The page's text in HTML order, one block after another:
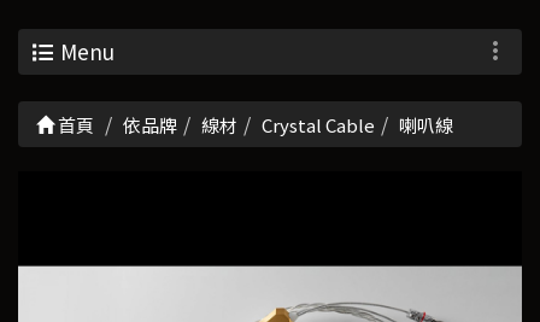
Menu
首頁 依品牌 線材 Crystal Cable 喇叭線